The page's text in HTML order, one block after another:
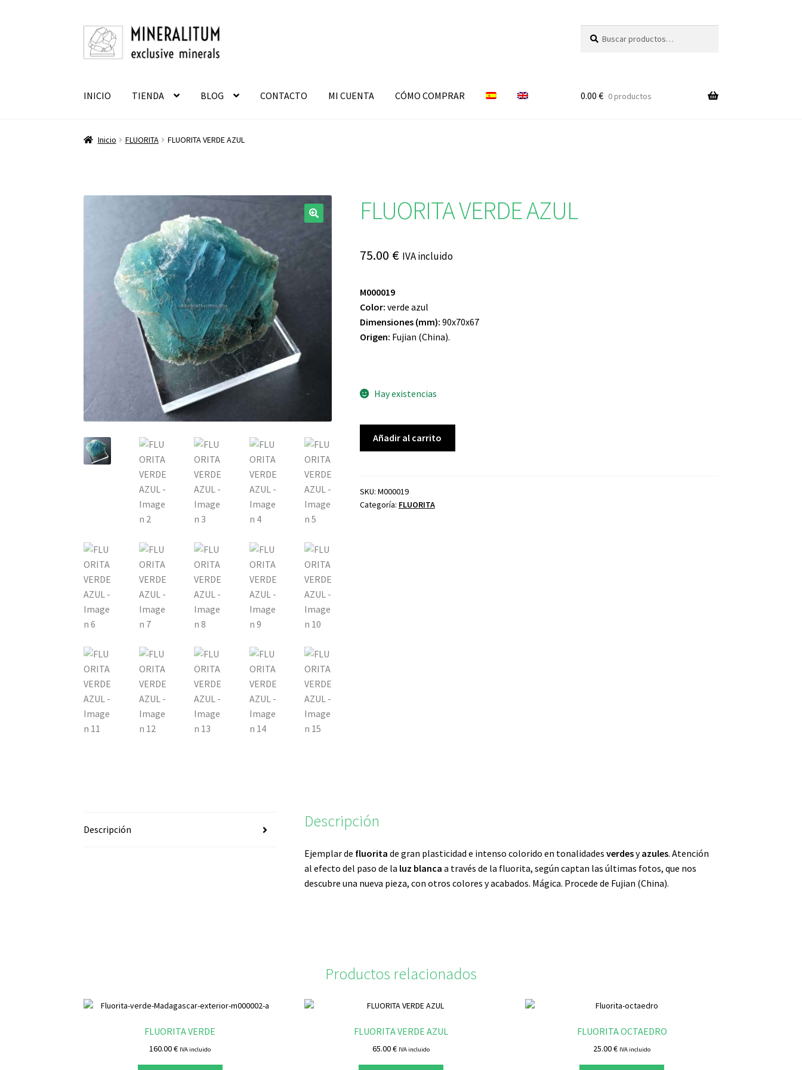
a
la
al
contenido
por:
INICIO TIENDA BLOG CONTACTO MI CUENTA CÓMO COMPRAR 0.00 € 0 productos
Inicio FLUORITA FLUORITA VERDE AZUL
FLUORITA VERDE AZUL
75.00 € IVA incluido
M000019
Color: verde azul
Dimensiones (mm): 90x70x67
Origen: Fujian (China).
Hay existencias
Añadir al carrito
SKU: M000019
Categoría: FLUORITA
Descripción Descripción
Ejemplar de fluorita de gran plasticidad e intenso colorido en tonalidades verdesyazules. Atención
al efecto del paso de la luz blanca a través de la fluorita, según captan las últimas fotos, que nos
descubre una nueva pieza, con otros colores y acabados. Mágica. Procede de Fujian (China).
Productos relacionados
FLUORITA VERDE
160.00€ IVA incluido
FLUORITA VERDE AZUL
65.00€ IVA incluido
FLUORITA OCTAEDRO
25.00€ IVA incluido